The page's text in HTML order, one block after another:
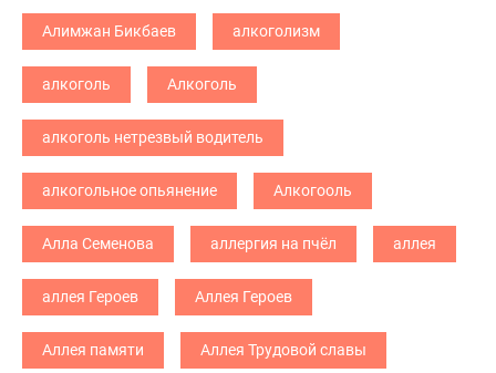
Алимжан Бикбаев алкоголизм
алкоголь Алкоголь
алкоголь нетрезвый водитель
алкогольное опьянение Алкогооль
Алла Семенова аллергия на пчёл аллея
аллея Героев Аллея Героев
Аллея памяти Аллея Трудовой славы